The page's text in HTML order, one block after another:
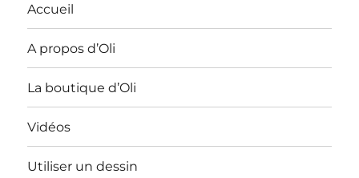
Accueil
A propos d’Oli
La boutique d’Oli
Vidéos
Utiliser un dessin